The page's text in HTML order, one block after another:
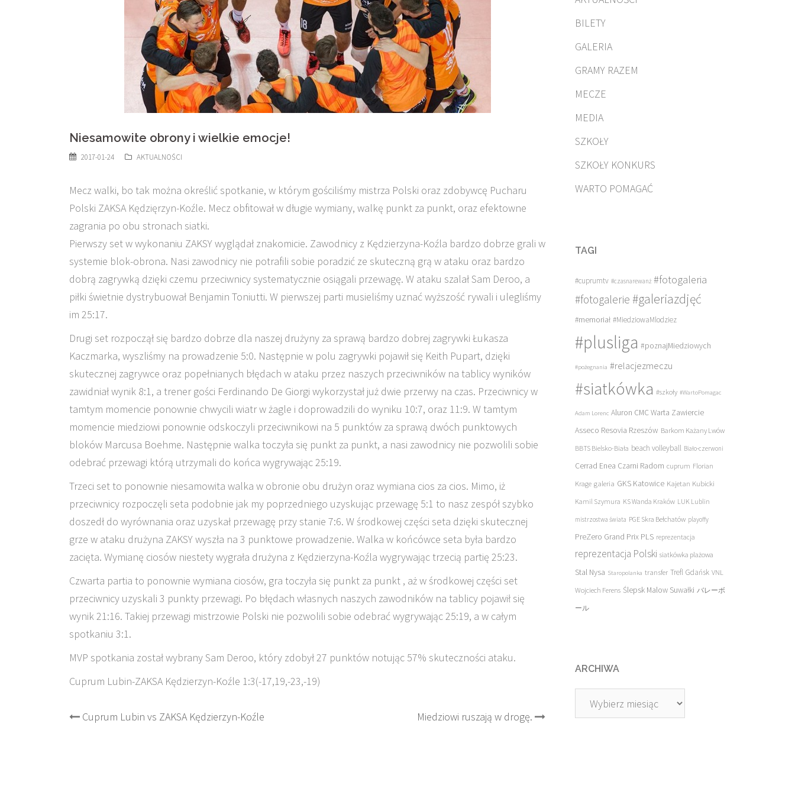
Niesamowite obrony i wielkie emocje!
2017-01-24 AKTUALNOŚCI
Mecz walki, bo tak można określić spotkanie, w którym gościliśmy mistrza Polski oraz zdobywcę Pucharu
Polski ZAKSA Kędzięrzyn-Koźle. Mecz obfitował w długie wymiany, walkę punkt za punkt, oraz efektowne
zagrania po obu stronach siatki.
Pierwszy set w wykonaniu ZAKSY wyglądał znakomicie. Zawodnicy z Kędzierzyna-Koźla bardzo dobrze grali w
systemie blok-obrona. Nasi zawodnicy nie potrafili sobie poradzić ze skuteczną grą w ataku oraz bardzo
dobrą zagrywką dzięki czemu przeciwnicy systematycznie osiągali przewagę. W ataku szalał Sam Deroo, a
piłki świetnie dystrybuował Benjamin Toniutti. W pierwszej parti musieliśmy uznać wyższość rywali i ulegliśmy
im 25:17.
Drugi set rozpoczął się bardzo dobrze dla naszej drużyny za sprawą bardzo dobrej zagrywki Łukasza
Kaczmarka, wyszliśmy na prowadzenie 5:0. Następnie w polu zagrywki pojawił się Keith Pupart, dzięki
skutecznej zagrywce oraz popełnianych błędach w ataku przez naszych przeciwników na tablicy wyników
zawidniał wynik 8:1, a trener gości Ferdinando De Giorgi wykorzystał już dwie przerwy na czas. Przeciwnicy w
tamtym momencie ponownie chwycili wiatr w żagle i doprowadzili do wyniku 10:7, oraz 11:9. W tamtym
momencie miedziowi ponownie odskoczyli przeciwnikowi na 5 punktów za sprawą dwóch punktowych
bloków Marcusa Boehme. Następnie walka toczyła się punkt za punkt, a nasi zawodnicy nie pozwolili sobie
odebrać przewagi którą utrzymali do końca wygrywając 25:19.
Trzeci set to ponownie niesamowita walka w obronie obu drużyn oraz wymiana cios za cios. Mimo, iż
przeciwnicy rozpoczęli seta podobnie jak my poprzedniego uzyskując przewagę 5:1 to nasz zespół szybko
doszedł do wyrównania oraz uzyskał przewagę przy stanie 7:6. W środkowej części seta dzięki skutecznej
grze w ataku drużyna ZAKSY wyszła na 3 punktowe prowadzenie. Walka w końcówce seta była bardzo
zacięta. Wymianę ciosów niestety wygrała drużyna z Kędzierzyna-Koźla wygrywając trzecią partię 25:23.
Czwarta partia to ponownie wymiana ciosów, gra toczyła się punkt za punkt , aż w środkowej części set
przeciwnicy uzyskali 3 punkty przewagi. Po błędach własnych naszych zawodników na tablicy pojawił się
wynik 21:16. Takiej przewagi mistrzowie Polski nie pozwolili sobie odebrać wygrywając 25:19, a w całym
spotkaniu 3:1.
MVP spotkania został wybrany Sam Deroo, który zdobył 27 punktów notując 57% skuteczności ataku.
Cuprum Lubin-ZAKSA Kędzierzyn-Koźle 1:3(-17,19,-23,-19)
Post
Cuprum Lubin vs ZAKSA Kędzierzyn-Koźle Miedziowi ruszają w drogę.
BILETY
GALERIA
GRAMY RAZEM
MECZE
MEDIA
SZKOŁY
SZKOŁY KONKURS
WARTO POMAGAĆ
TAGI
#cuprumtv #czasnarewanż #fotogaleria
#fotogalerie #galeriazdjęć
#memoriał #MiedziowaMlodziez
#plusliga #poznajMiedziowych
#pożegnania #relacjezmeczu
#siatkówka #szkoły #WartoPomagac
Adam Lorenc Aluron CMC Warta Zawiercie
Asseco Resovia Rzeszów Barkom Każany Lwów
BBTS Bielsko-Biała beach volleyball Biało-czerwoni
Cerrad Enea Czarni Radom cuprum Florian
Krage galeria GKS Katowice Kajetan Kubicki
Kamil Szymura KS Wanda Kraków LUK Lublin
mistrzostwa świata PGE Skra Bełchatów playoffy
PreZero Grand Prix PLS reprezentacja
reprezentacja Polski siatkówka plażowa
Stal Nysa Staropolanka transfer Trefl Gdańsk VNL
Wojciech Ferens Ślepsk Malow Suwałki バレーボ
ール
ARCHIWA
Archiwa